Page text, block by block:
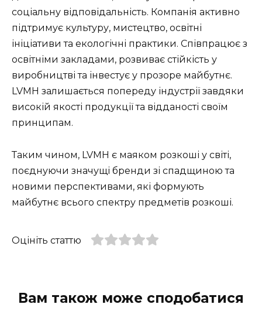
соціальну відповідальність. Компанія активно
підтримує культуру, мистецтво, освітні
ініціативи та екологічні практики. Співпрацює з
освітніми закладами, розвиває стійкість у
виробництві та інвестує у прозоре майбутнє.
LVMH залишається попереду індустрії завдяки
високій якості продукції та відданості своїм
принципам.
Таким чином, LVMH є маяком розкоші у світі,
поєднуючи значущі бренди зі спадщиною та
новими перспективами, які формують
майбутнє всього спектру предметів розкоші.
Оцініть статтю
Вам також може сподобатися